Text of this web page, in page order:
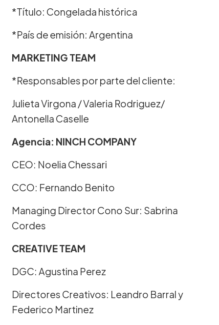
*Título: Congelada histórica
*País de emisión: Argentina
MARKETING TEAM
*Responsables por parte del cliente:
Julieta Virgona / Valeria Rodriguez/
Antonella Caselle
Agencia: NINCH COMPANY
CEO: Noelia Chessari
CCO: Fernando Benito
Managing Director Cono Sur: Sabrina
Cordes
CREATIVE TEAM
DGC: Agustina Perez
Directores Creativos: Leandro Barral y
Federico Martinez